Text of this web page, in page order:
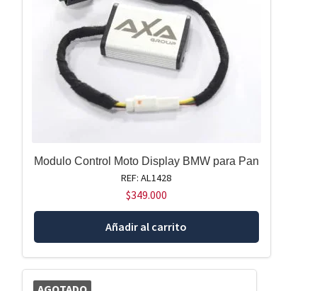
Modulo Control Moto Display BMW para Pan
REF: AL1428
$349.000
Añadir al carrito